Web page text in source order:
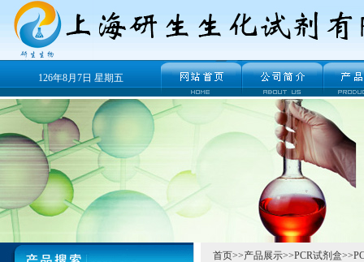
126年8月7日 星期五
首页>>产品展示>>PCR试剂盒>>